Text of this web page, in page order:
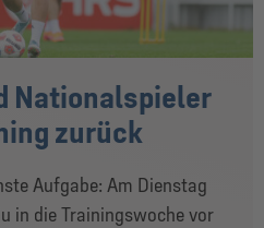
Nationalspieler
zurück
Aufgabe: Am Dienstag
in die Trainingswoche vor